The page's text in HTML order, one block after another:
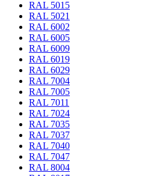
RAL 5015
RAL 5021
RAL 6002
RAL 6005
RAL 6009
RAL 6019
RAL 6029
RAL 7004
RAL 7005
RAL 7011
RAL 7024
RAL 7035
RAL 7037
RAL 7040
RAL 7047
RAL 8004